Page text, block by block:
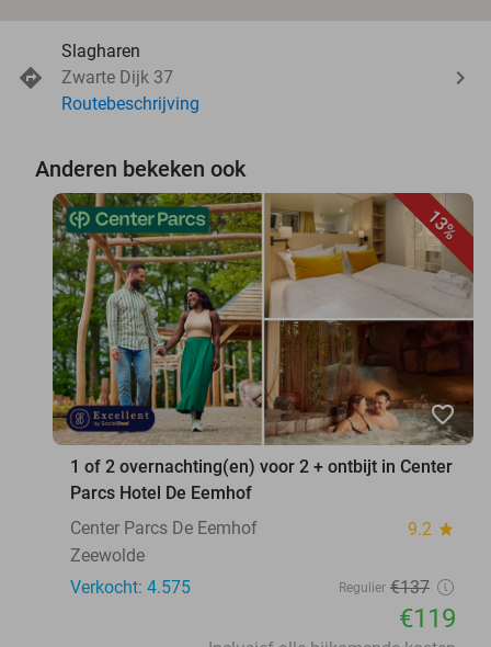
Slagharen
Zwarte Dijk 37
Routebeschrijving
Anderen bekeken ook
13%
favorite_border
1 of 2 overnachting(en) voor 2 + ontbijt in Center
Parcs Hotel De Eemhof
Center Parcs De Eemhof
9.2 star
Zeewolde
Verkocht: 4.575
Regulier €137
€119